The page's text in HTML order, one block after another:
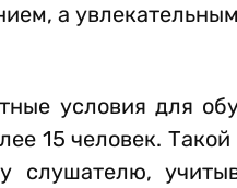
а
условия для
15 человек.
слушателю,